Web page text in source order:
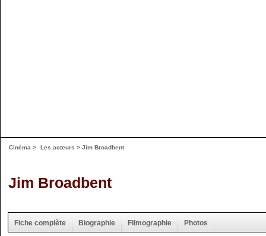
Cinéma > Les acteurs > Jim Broadbent
Jim Broadbent
Fiche complète Biographie Filmographie Photos